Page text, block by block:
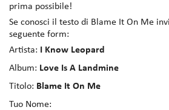
prima possibile!
Se conosci il testo di Blame It On Me
seguente form:
Artista:
I Know Leopard
Album: Love Is A Landmine
Titolo: Blame It On Me
Tuo Nome: